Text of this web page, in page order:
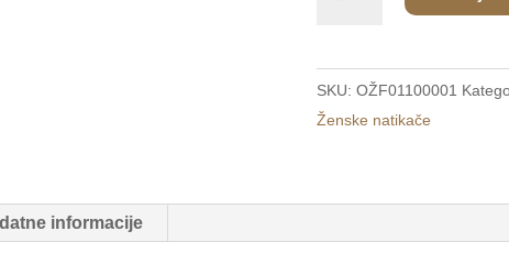
natikače
na
čičak
SKU:OŽF01100001
Ženske natikače
informacije